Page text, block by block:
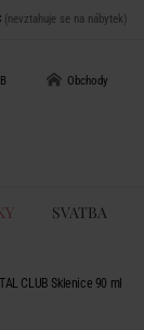
(nevztahuje se na nábytek)
Obchody
SVATBA
CLUB Sklenice 90 ml